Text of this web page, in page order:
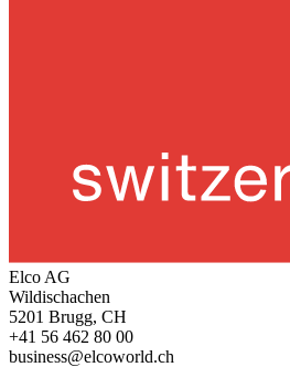
Elco AG
Wildischachen
5201 Brugg, CH
+41 56 462 80 00
business@elcoworld.ch